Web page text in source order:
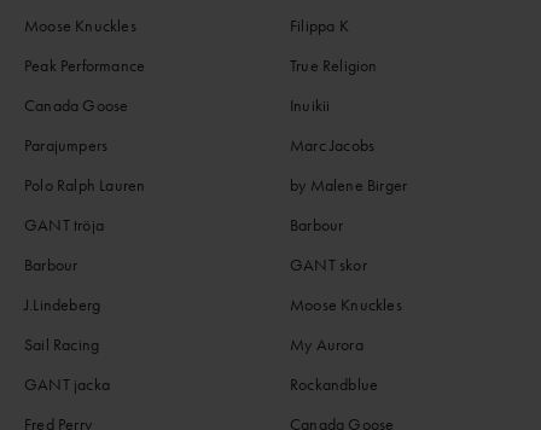
Moose Knuckles
Peak Performance
Canada Goose
Parajumpers
Polo Ralph Lauren
GANT tröja
Barbour
J.Lindeberg
Sail Racing
GANT jacka
Fred Perry
Filippa K
True Religion
Inuikii
Marc Jacobs
by Malene Birger
Barbour
GANT skor
Moose Knuckles
My Aurora
Rockandblue
Canada Goose